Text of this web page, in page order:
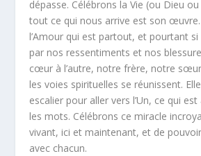
dépasse. Célébrons la Vie (ou Dieu
tout ce qui nous arrive est son
l’Amour qui est partout, et pourtant
par nos ressentiments et nos
cœur à l’autre, notre frère, notre
les voies spirituelles se réunissent.
escalier pour aller vers l’Un, ce qui
les mots. Célébrons ce miracle
vivant, ici et maintenant, et de
avec chacun.